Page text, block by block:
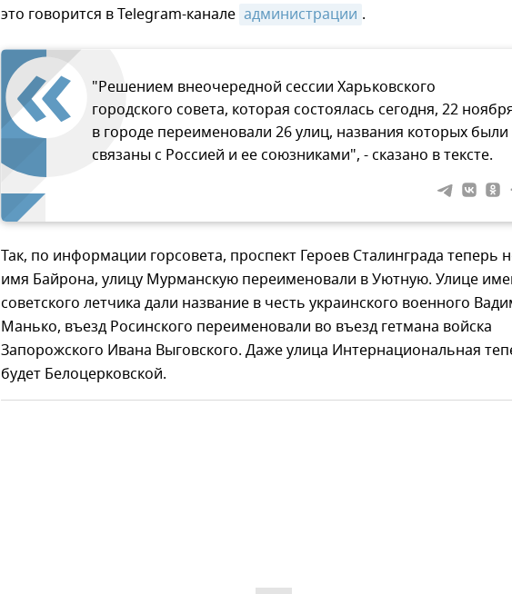
это говорится в Telegram-канале администрации .
"Решением внеочередной сессии Харьковского
городского совета, которая состоялась сегодня, 22
в городе переименовали 26 улиц, названия которых были
связаны с Россией и ее союзниками", - сказано в тексте.
Так, по информации горсовета, проспект Героев Сталинграда теперь
имя Байрона, улицу Мурманскую переименовали в Уютную. Улице
советского летчика дали название в честь украинского военного
Манько, въезд Росинского переименовали во въезд гетмана войска
Запорожского Ивана Выговского. Даже улица Интернациональная
будет Белоцерковской.